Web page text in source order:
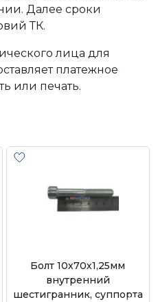
Далее сроки
ТК.
лица для
платежное
или печать.
Болт 10х70х1,25мм
внутренний
шестигранник, суппорта